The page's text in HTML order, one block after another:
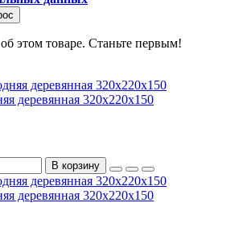
этом товаре. Станьте первым!
деревянная 320х220х150
В корзину
деревянная 320х220х150